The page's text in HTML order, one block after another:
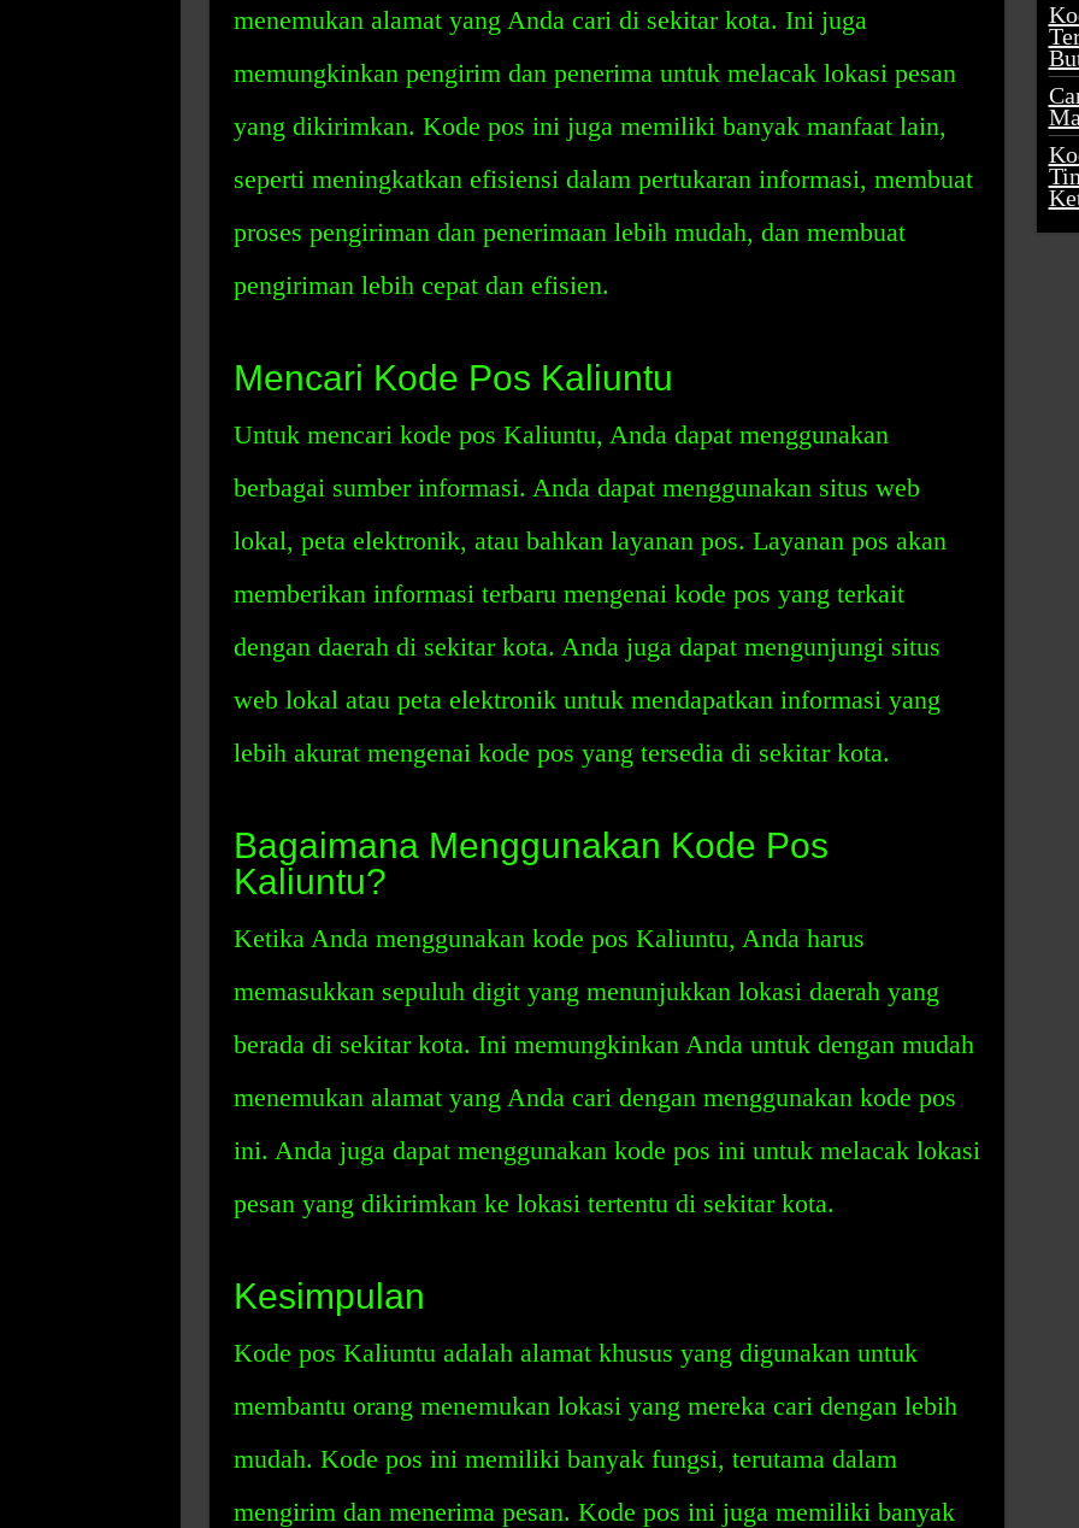
menemukan alamat yang Anda cari di sekitar kota. Ini juga
memungkinkan pengirim dan penerima untuk melacak lokasi pesan
yang dikirimkan. Kode pos ini juga memiliki banyak manfaat lain,
seperti meningkatkan efisiensi dalam pertukaran informasi, membuat
proses pengiriman dan penerimaan lebih mudah, dan membuat
pengiriman lebih cepat dan efisien.
Mencari Kode Pos Kaliuntu
Untuk mencari kode pos Kaliuntu, Anda dapat menggunakan
berbagai sumber informasi. Anda dapat menggunakan situs web
lokal, peta elektronik, atau bahkan layanan pos. Layanan pos akan
memberikan informasi terbaru mengenai kode pos yang terkait
dengan daerah di sekitar kota. Anda juga dapat mengunjungi situs
web lokal atau peta elektronik untuk mendapatkan informasi yang
lebih akurat mengenai kode pos yang tersedia di sekitar kota.
Bagaimana Menggunakan Kode Pos
Kaliuntu?
Ketika Anda menggunakan kode pos Kaliuntu, Anda harus
memasukkan sepuluh digit yang menunjukkan lokasi daerah yang
berada di sekitar kota. Ini memungkinkan Anda untuk dengan mudah
menemukan alamat yang Anda cari dengan menggunakan kode pos
ini. Anda juga dapat menggunakan kode pos ini untuk melacak lokasi
pesan yang dikirimkan ke lokasi tertentu di sekitar kota.
Kesimpulan
Kode pos Kaliuntu adalah alamat khusus yang digunakan untuk
membantu orang menemukan lokasi yang mereka cari dengan lebih
mudah. Kode pos ini memiliki banyak fungsi, terutama dalam
mengirim dan menerima pesan. Kode pos ini juga memiliki banyak